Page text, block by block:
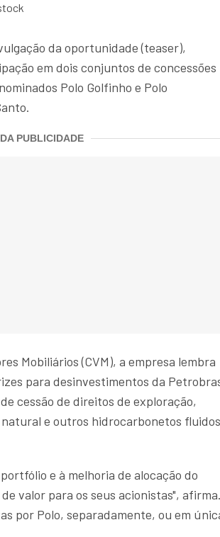
da oportunidade (teaser),
em dois conjuntos de concessões
Polo Golfinho e Polo
PUBLICIDADE
Mobiliários (CVM), a empresa lembra
para desinvestimentos da
cessão de direitos de exploração,
e outros hidrocarbonetos
e à melhoria de alocação do
valor para os seus acionistas", afirma.
por Polo, separadamente, ou em